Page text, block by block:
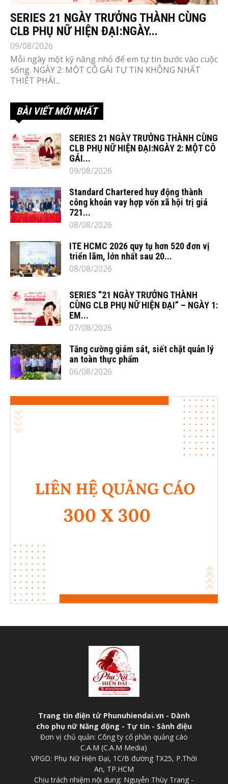
SERIES 21 NGÀY TRƯỞNG THÀNH CÙNG
CLB PHỤ NỮ HIỆN ĐẠI:NGÀY...
09/08/2026
Mỗi ngày một kỹ năng nhỏ để em tự tin bước vào cuộc
sống. NGÀY 2: MỘT CÔ GÁI TỰ TIN KHÔNG NHẤT
THIẾT PHẢI...
BÀI VIẾT MỚI NHẤT
SERIES 21 NGÀY TRƯỞNG THÀNH CÙNG
CLB PHỤ NỮ HIỆN ĐẠI:NGÀY 2: MỘT CÔ
GÁI...
09/08/2026
Standard Chartered huy động thành
công khoản vay hợp vốn xã hội trị giá
721...
08/08/2026
ITE HCMC 2026 quy tụ hơn 520 đơn vị
triển lãm, lớn nhất sau 20...
08/08/2026
SERIES “21 NGÀY TRƯỞNG THÀNH
CÙNG CLB PHỤ NỮ HIỆN ĐẠI” – NGÀY 1:
EM...
07/08/2026
Tăng cường giám sát, siết chặt quản lý
an toàn thực phẩm
06/08/2026
Trang tin điện tử Phunuhiendai.vn - Dành
cho phụ nữ Năng động - Tự tin - Sành điệu
Đơn vị chủ quản: Công ty cổ phần quảng cáo
C.A.M (C.A.M Media)
VPGD: Phụ Nữ Hiện Đại, 1C/B đường TX25, P.Thới
An, TP.HCM
Chịu trách nhiệm nội dung: Nguyễn Thùy Trang -